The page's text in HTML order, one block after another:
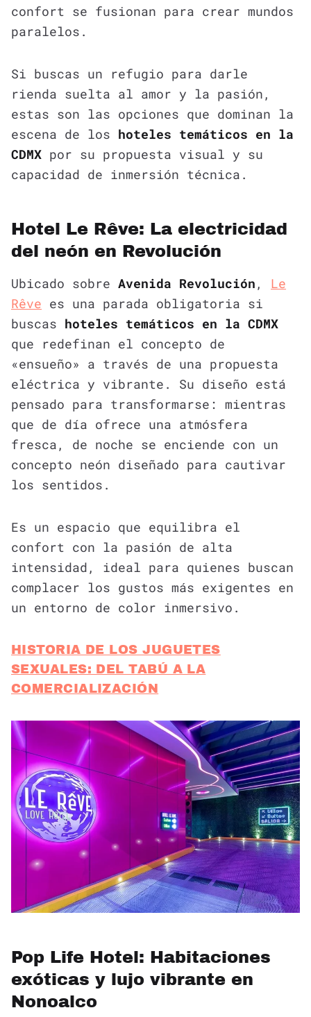
confort se fusionan para crear mundos
paralelos.
Si buscas un refugio para darle
rienda suelta al amor y la pasión,
estas son las opciones que dominan la
escena de los hoteles temáticos en la
CDMX por su propuesta visual y su
capacidad de inmersión técnica.
Hotel Le Rêve: La electricidad
del neón en Revolución
Ubicado sobre Avenida Revolución , Le
Rêve es una parada obligatoria si
buscas hoteles temáticos en la CDMX
que redefinan el concepto de
«ensueño» a través de una propuesta
eléctrica y vibrante. Su diseño está
pensado para transformarse: mientras
que de día ofrece una atmósfera
fresca, de noche se enciende con un
concepto neón diseñado para cautivar
los sentidos.
Es un espacio que equilibra el
confort con la pasión de alta
intensidad, ideal para quienes buscan
complacer los gustos más exigentes en
un entorno de color inmersivo.
HISTORIA DE LOS JUGUETES
SEXUALES: DEL TABÚ A LA
COMERCIALIZACIÓN
Pop Life Hotel: Habitaciones
exóticas y lujo vibrante en
Nonoalco